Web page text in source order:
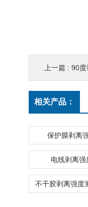
上一篇 : 90度
相关产品：
保护膜剥离
电线剥离